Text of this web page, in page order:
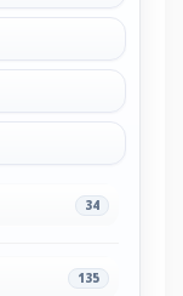
34
135